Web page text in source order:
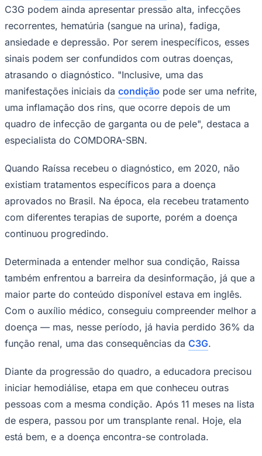
São Paulo
C3G podem ainda apresentar pressão alta, infecções
recorrentes, hematúria (sangue na urina), fadiga,
ansiedade e depressão. Por serem inespecíficos, esses
sinais podem ser confundidos com outras doenças,
atrasando o diagnóstico. "Inclusive, uma das
manifestações iniciais da condição pode ser uma nefrite,
uma inflamação dos rins, que ocorre depois de um
quadro de infecção de garganta ou de pele", destaca a
especialista do COMDORA-SBN.
Quando Raíssa recebeu o diagnóstico, em 2020, não
existiam tratamentos específicos para a doença
aprovados no Brasil. Na época, ela recebeu tratamento
com diferentes terapias de suporte, porém a doença
continuou progredindo.
Determinada a entender melhor sua condição, Raissa
também enfrentou a barreira da desinformação, já que a
maior parte do conteúdo disponível estava em inglês.
Com o auxílio médico, conseguiu compreender melhor a
doença — mas, nesse período, já havia perdido 36% da
função renal, uma das consequências da C3G.
Diante da progressão do quadro, a educadora precisou
iniciar hemodiálise, etapa em que conheceu outras
pessoas com a mesma condição. Após 11 meses na lista
de espera, passou por um transplante renal. Hoje, ela
está bem, e a doença encontra-se controlada.